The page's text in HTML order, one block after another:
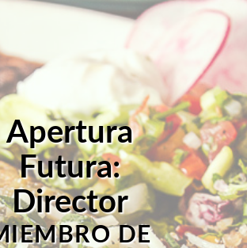
Apertura
Futura:
Director
DE